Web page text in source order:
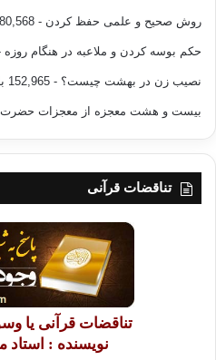
روش صحیح و علمی حفظ کردن - 180,568 بازدید
حکم بوسه کردن و ملاعبه در هنگام روزه -
نصیب زن در بهشت چیست؟ - 152,965 بازدید
بیست و هشت معجزه از معجزات حضرت
تناقضات قرآنی
تناقضات قرآنی یا
نویسنده : استاد